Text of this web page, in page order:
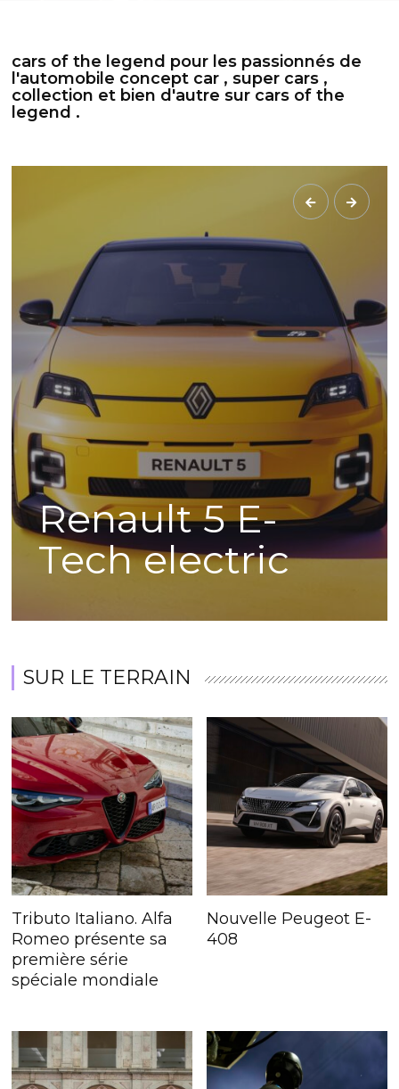
cars of the legend pour les passionnés de
l'automobile concept car , super cars ,
collection et bien d'autre sur cars of the
legend .
Renault 5 E-
Tech electric
SUR LE TERRAIN
Tributo Italiano. Alfa
Romeo présente sa
première série
spéciale mondiale
Nouvelle Peugeot E-
408